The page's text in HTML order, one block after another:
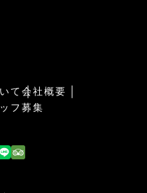
て会社概要
フ募集